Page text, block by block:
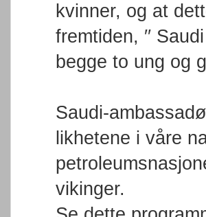
kvinner, og at
fremtiden, ′′
begge to ung og
Saudi-
likhetene i våre
vikinger.